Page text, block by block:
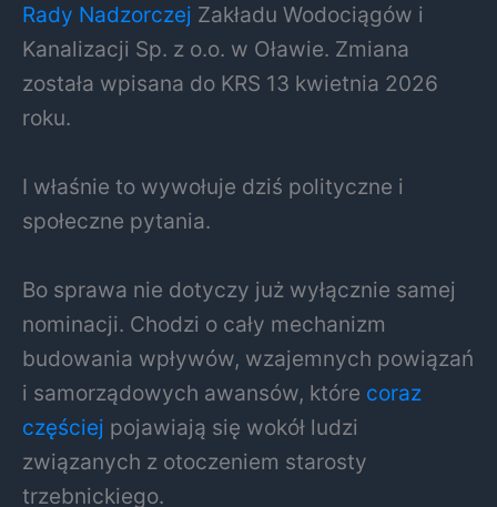
Rady Nadzorczej Zakładu Wodociągów i
Kanalizacji Sp. z o.o. w Oławie. Zmiana
została wpisana do KRS 13 kwietnia 2026
roku.
I właśnie to wywołuje dziś polityczne i
społeczne pytania.
Bo sprawa nie dotyczy już wyłącznie samej
nominacji. Chodzi o cały mechanizm
budowania wpływów, wzajemnych powiązań
i samorządowych awansów, które coraz
częściej pojawiają się wokół ludzi
związanych z otoczeniem starosty
trzebnickiego.